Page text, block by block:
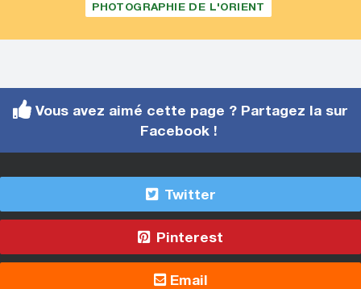
PHOTOGRAPHIE DE L'ORIENT
Vous avez aimé cette page ? Partagez la sur
Facebook !
Twitter
Pinterest
Email